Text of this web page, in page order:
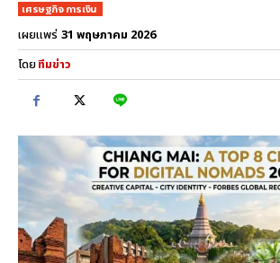
เศรษฐกิจ การเงิน
เผยแพร่ 31 พฤษภาคม 2026
โดยทีมข่าว